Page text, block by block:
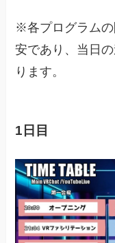
※各プログラムの
安であり、当日
ります。
1日目